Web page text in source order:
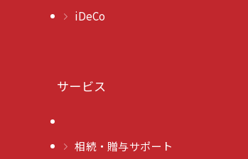
iDeCo
サービス
相続・贈与サポート